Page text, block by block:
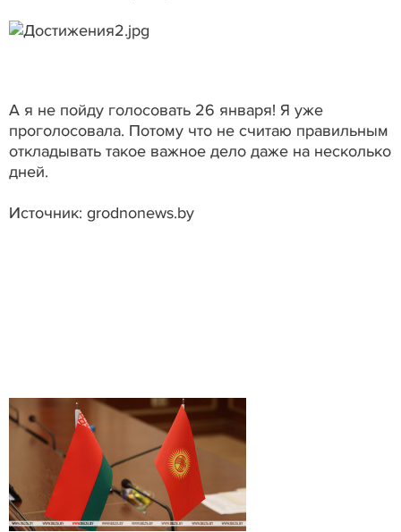
А я не пойду голосовать 26 января! Я уже
проголосовала. Потому что не считаю правильным
откладывать такое важное дело даже на несколько
дней.
Источник: grodnonews.by